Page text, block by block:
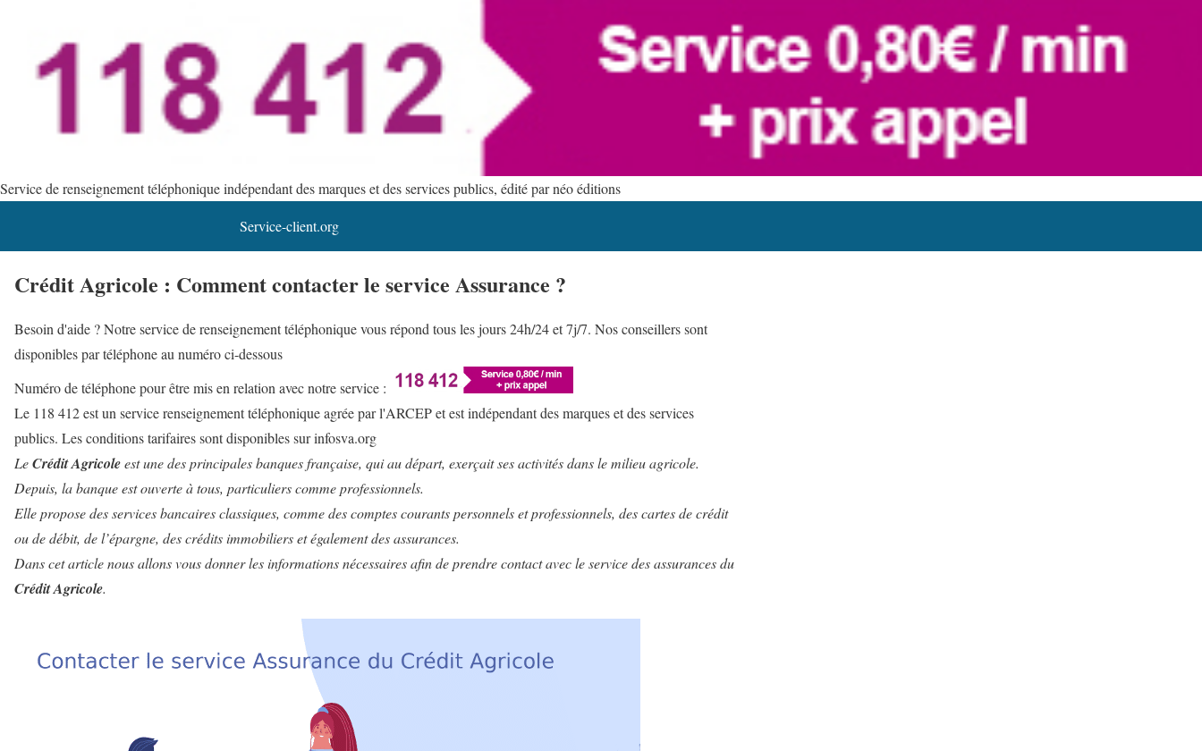
Service de renseignement téléphonique indépendant des marques et des services publics, édité par néo éditions
Service-client.org
Crédit Agricole : Comment contacter le service Assurance ?
Besoin d'aide ? Notre service de renseignement téléphonique vous répond tous les jours 24h/24 et 7j/7. Nos conseillers sont
disponibles par téléphone au numéro ci-dessous
Numéro de téléphone pour être mis en relation avec notre service :
Le 118 412 est un service renseignement téléphonique agrée par l'ARCEP et est indépendant des marques et des services
publics. Les conditions tarifaires sont disponibles sur infosva.org
LeCrédit Agricoleest une des principales banques française, qui au départ, exerçait ses activités dans le milieu agricole.
Depuis, la banque est ouverte à tous, particuliers comme professionnels.
Elle propose des services bancaires classiques, comme des comptes courants personnels et professionnels, des cartes de crédit
ou de débit, de l’épargne, des crédits immobiliers et également des assurances.
Dans cet article nous allons vous donner les informations nécessaires afin de prendre contact avec le service des assurances du
Crédit Agricole.